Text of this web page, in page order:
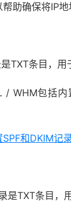
助确保将IP
TXT条目，用
/ WHM包括
和DKIM记
是TXT条目，